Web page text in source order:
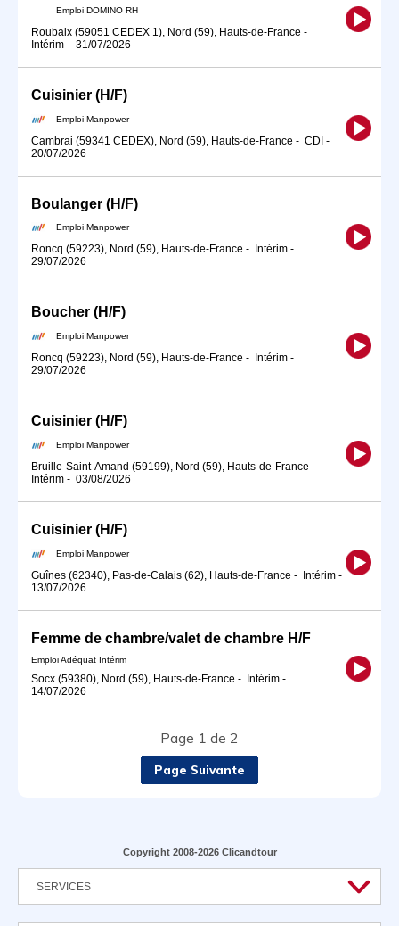
Emploi DOMINO RH
Roubaix (59051 CEDEX 1), Nord (59), Hauts-de-France -
Intérim - 31/07/2026
Cuisinier (H/F)
Emploi Manpower
Cambrai (59341 CEDEX), Nord (59), Hauts-de-France - CDI -
20/07/2026
Boulanger (H/F)
Emploi Manpower
Roncq (59223), Nord (59), Hauts-de-France - Intérim -
29/07/2026
Boucher (H/F)
Emploi Manpower
Roncq (59223), Nord (59), Hauts-de-France - Intérim -
29/07/2026
Cuisinier (H/F)
Emploi Manpower
Bruille-Saint-Amand (59199), Nord (59), Hauts-de-France -
Intérim - 03/08/2026
Cuisinier (H/F)
Emploi Manpower
Guînes (62340), Pas-de-Calais (62), Hauts-de-France - Intérim -
13/07/2026
Femme de chambre/valet de chambre H/F
Emploi Adéquat Intérim
Socx (59380), Nord (59), Hauts-de-France - Intérim -
14/07/2026
Page 1 de 2
Page Suivante
Copyright 2008-2026 Clicandtour
SERVICES